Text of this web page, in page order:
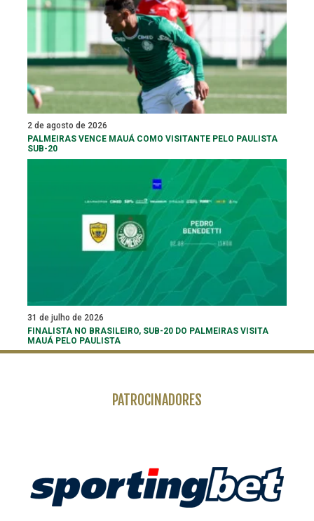
2 de agosto de 2026
PALMEIRAS VENCE MAUÁ COMO VISITANTE PELO PAULISTA
SUB-20
31 de julho de 2026
FINALISTA NO BRASILEIRO, SUB-20 DO PALMEIRAS VISITA
MAUÁ PELO PAULISTA
PATROCINADORES